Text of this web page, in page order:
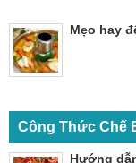
Mẹo hay
Công Thức Chế
Hướng